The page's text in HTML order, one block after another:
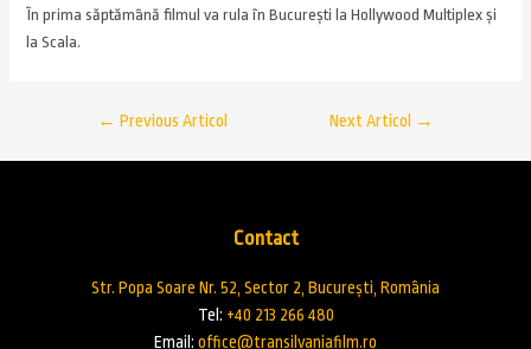
În prima săptămână filmul va rula în Bucureşti la Hollywood Multiplex şi
la Scala.
← Previous Articol Next Articol →
Contact
Str. Popa Soare Nr. 52, Sector 2, București, România
Tel: +40 213 266 480
Email: office@transilvaniafilm.ro